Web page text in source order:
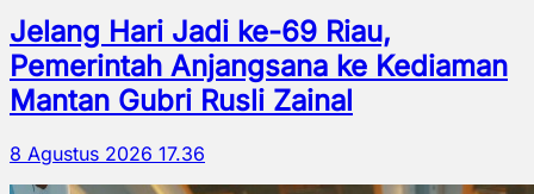
Jelang Hari Jadi ke-69 Riau,
Pemerintah Anjangsana ke Kediaman
Mantan Gubri Rusli Zainal
8 Agustus 2026 17.36